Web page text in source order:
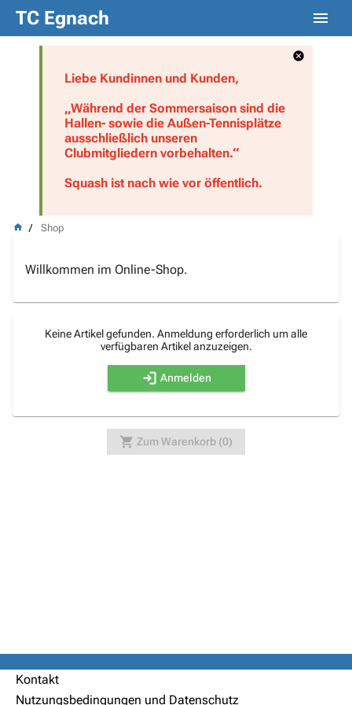
TC Egnach
Liebe Kundinnen und Kunden,
„Während der Sommersaison sind die
Hallen- sowie die Außen-Tennisplätze
ausschließlich unseren
Clubmitgliedern vorbehalten.“
Squash ist nach wie vor öffentlich.
Shop
Willkommen im Online-Shop.
Keine Artikel gefunden. Anmeldung erforderlich um alle
verfügbaren Artikel anzuzeigen.
Anmelden
Zum Warenkorb (0)
Kontakt
Nutzungsbedingungen und Datenschutz